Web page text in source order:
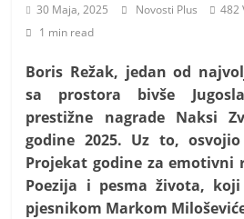
v
n
h
v
i
30 Maja, 2025 Novosti Plus 482
1 min read
Boris Režak, jedan od
sa prostora bivše
prestižne nagrade Naksi
godine 2025. Uz to,
Projekat godine za emotivni
Poezija i pesma života,
pjesnikom Markom